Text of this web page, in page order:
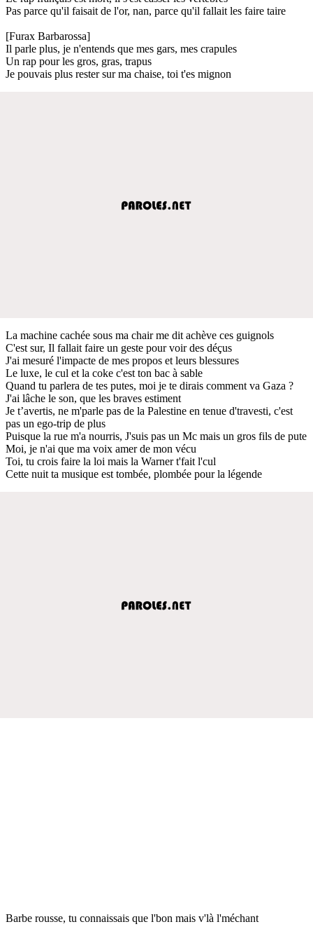
Pas parce qu'il faisait de l'or, nan, parce qu'il fallait les faire taire
[Furax Barbarossa]
Il parle plus, je n'entends que mes gars, mes crapules
Un rap pour les gros, gras, trapus
Je pouvais plus rester sur ma chaise, toi t'es mignon
La machine cachée sous ma chair me dit achève ces guignols
C'est sur, Il fallait faire un geste pour voir des déçus
J'ai mesuré l'impacte de mes propos et leurs blessures
Le luxe, le cul et la coke c'est ton bac à sable
Quand tu parlera de tes putes, moi je te dirais comment va Gaza ?
J'ai lâche le son, que les braves estiment
Je t’avertis, ne m'parle pas de la Palestine en tenue d'travesti, c'est
pas un ego-trip de plus
Puisque la rue m'a nourris, J'suis pas un Mc mais un gros fils de pute
Moi, je n'ai que ma voix amer de mon vécu
Toi, tu crois faire la loi mais la Warner t'fait l'cul
Cette nuit ta musique est tombée, plombée pour la légende
Barbe rousse, tu connaissais que l'bon mais v'là l'méchant